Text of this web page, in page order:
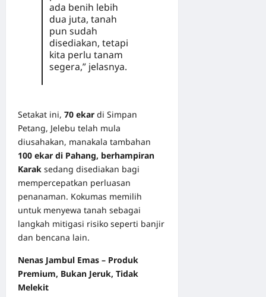
ada benih lebih
dua juta, tanah
pun sudah
disediakan, tetapi
kita perlu tanam
segera,” jelasnya.
Setakat ini, 70 ekar di Simpan
Petang, Jelebu telah mula
diusahakan, manakala tambahan
100 ekar di Pahang, berhampiran
Karak sedang disediakan bagi
mempercepatkan perluasan
penanaman. Kokumas memilih
untuk menyewa tanah sebagai
langkah mitigasi risiko seperti banjir
dan bencana lain.
Nenas Jambul Emas – Produk
Premium, Bukan Jeruk, Tidak
Melekit